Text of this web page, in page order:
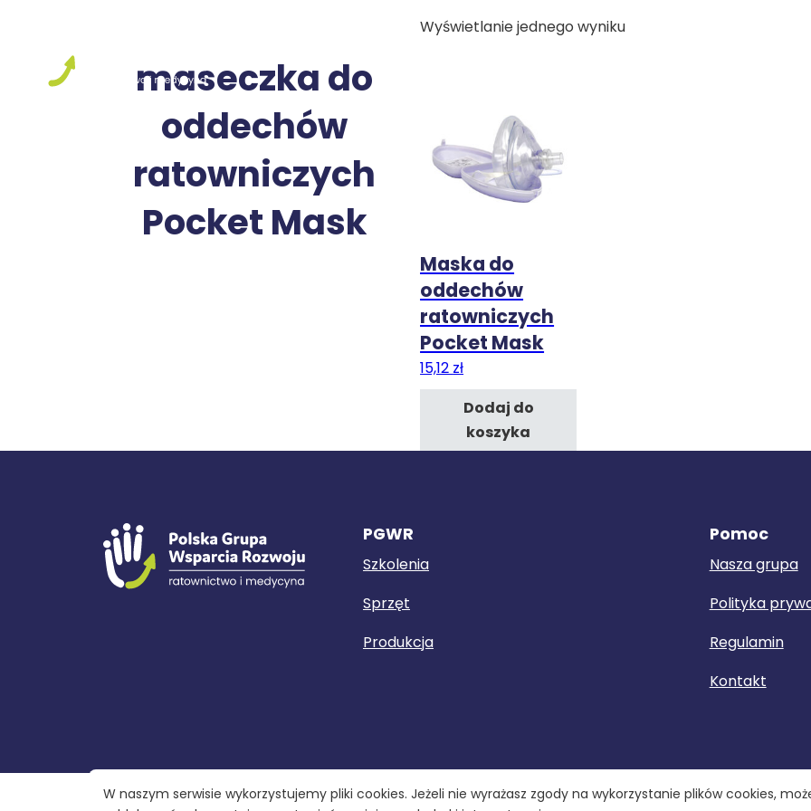
maseczka do
oddechów
ratowniczych
Pocket Mask
Wyświetlanie jednego wyniku
Maska do
oddechów
ratowniczych
Pocket Mask
15,12 zł
Dodaj do
koszyka
PGWR
Szkolenia
Sprzęt
Produkcja
Pomoc
Nasza grupa
Polityka
Regulamin
Kontakt
W naszym serwisie wykorzystujemy pliki cookies. Jeżeli nie wyrażasz zgody na wykorzystanie plików cookies,